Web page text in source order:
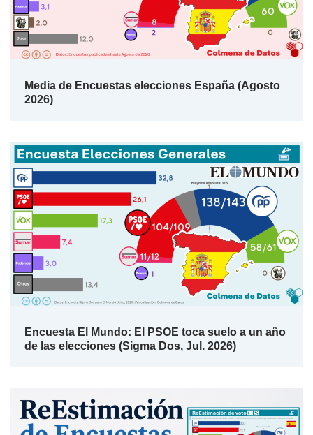
Media de Encuestas elecciones España (Agosto
2026)
Encuesta El Mundo: El PSOE toca suelo a un año
de las elecciones (Sigma Dos, Jul. 2026)